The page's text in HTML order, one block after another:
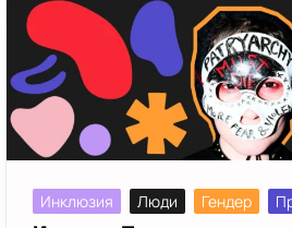
Инклюзия Люди Гендер